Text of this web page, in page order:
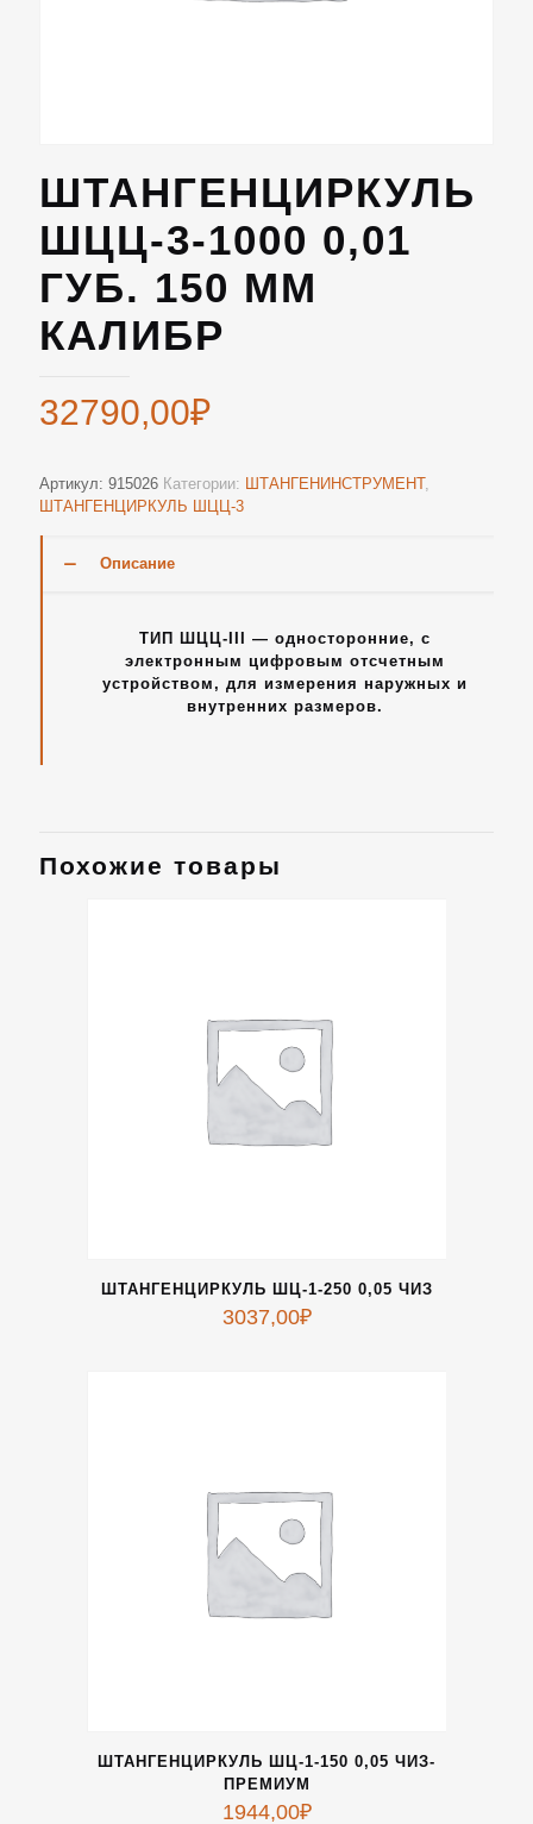
ШТАНГЕНЦИРКУЛЬ
ШЦЦ-3-1000 0,01
ГУБ. 150 ММ
КАЛИБР
32790,00₽
Артикул: 915026 Категории: ШТАНГЕНИНСТРУМЕНТ,
ШТАНГЕНЦИРКУЛЬ ШЦЦ-3
Описание
ТИП ШЦЦ-III — односторонние, с
электронным цифровым отсчетным
устройством, для измерения наружных и
внутренних размеров.
Похожие товары
ШТАНГЕНЦИРКУЛЬ ШЦ-1-250 0,05 ЧИЗ
3037,00₽
ШТАНГЕНЦИРКУЛЬ ШЦ-1-150 0,05 ЧИЗ-
ПРЕМИУМ
1944,00₽